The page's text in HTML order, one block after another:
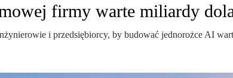
firmy warte miliardy
i przedsiębiorcy, by budować jednorożce AI